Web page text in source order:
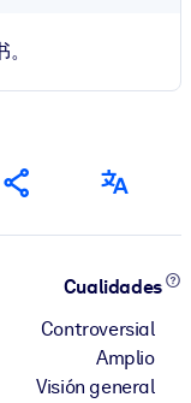
Cualidades
Controversial
Amplio
Visión general